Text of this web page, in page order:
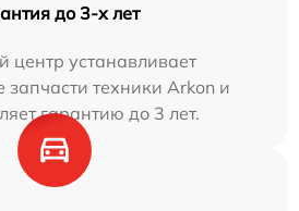
до 3-х лет
центр устанавливает
запчасти техники Arkon и
гарантию до 3 лет.